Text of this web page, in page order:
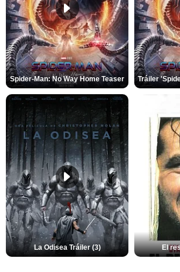
Spider-Man: No Way Home Teaser Tráiler
La Odisea Tráiler (3) El